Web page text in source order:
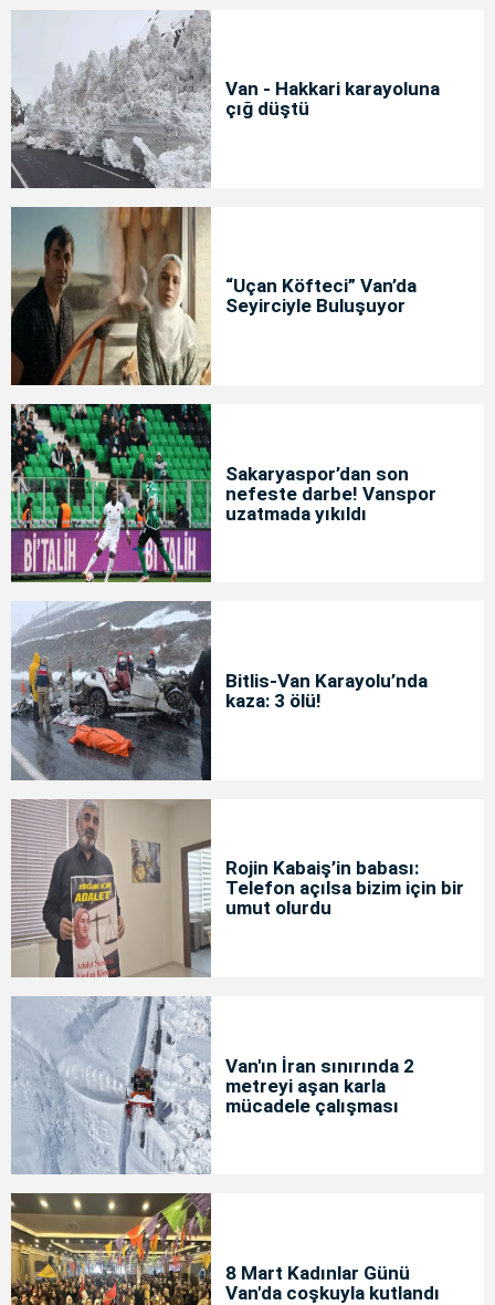
Van - Hakkari karayoluna
çığ düştü
“Uçan Köfteci” Van’da
Seyirciyle Buluşuyor
Sakaryaspor’dan son
nefeste darbe! Vanspor
uzatmada yıkıldı
Bitlis-Van Karayolu’nda
kaza: 3 ölü!
Rojin Kabaiş’in babası:
Telefon açılsa bizim için bir
umut olurdu
Van'ın İran sınırında 2
metreyi aşan karla
mücadele çalışması
8 Mart Kadınlar Günü
Van'da coşkuyla kutlandı